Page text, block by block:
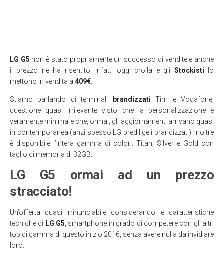
LG G5 non è stato propriamente un successo di vendite e anche
il prezzo ne ha risentito; infatti oggi crolla e gli Stockisti lo
mettono in vendita a 409€.
Stiamo parlando di terminali brandizzati Tim e Vodafone,
questione quasi irrilevante visto che la personalizzazione è
veramente minima e che, ormai, gli aggiornamenti arrivano quasi
in contemporanea (anzi spesso LG predilige i brandizzati). Inoltre
è disponibile l’intera gamma di colori: Titan, Silver e Gold con
taglio di memoria di 32GB.
LG G5 ormai ad un prezzo
stracciato!
Un’offerta quasi irrinunciabile considerando le caratteristiche
tecniche di LG G5, smartphone in grado di competere con gli altri
top di gamma di questo inizio 2016, senza avere nulla da invidiare
loro.